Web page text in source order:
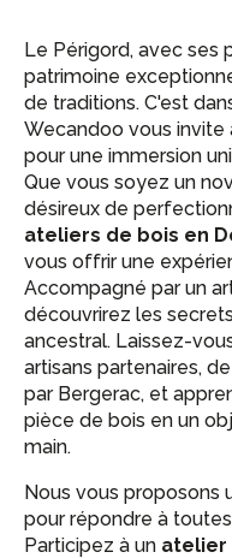
Le Périgord, avec ses
patrimoine
de traditions. C'est
Wecandoo vous invite
pour une immersion
Que vous soyez un
désireux de
ateliers de bois en
vous offrir une
Accompagné par un
découvrirez les
ancestral. Laissez-
artisans partenaires,
par Bergerac, et
pièce de bois en un
main.
Nous vous proposons
pour répondre à
Participez à un atelier